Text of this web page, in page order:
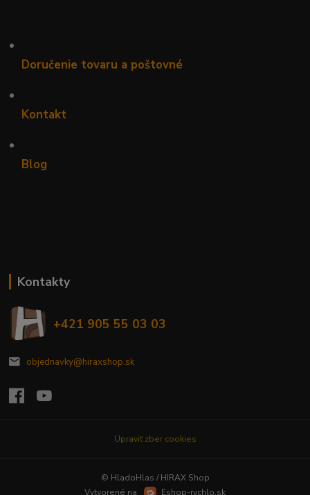
•
Doručenie tovaru a poštovné
•
Kontakt
•
Blog
Kontakty
+421 905 55 03 03
objednavky@hiraxshop.sk
Upraviť zber cookies
© HladoHlas / HIRAX Shop
Vytvorené na
Eshop-rychlo.sk